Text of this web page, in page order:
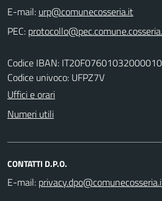
E-mail:
PEC:
Codice IBAN:
Codice univoco: UFPZ7V
Uffici e orari
Numeri utili
CONTATTI D.P.O.
E-mail: